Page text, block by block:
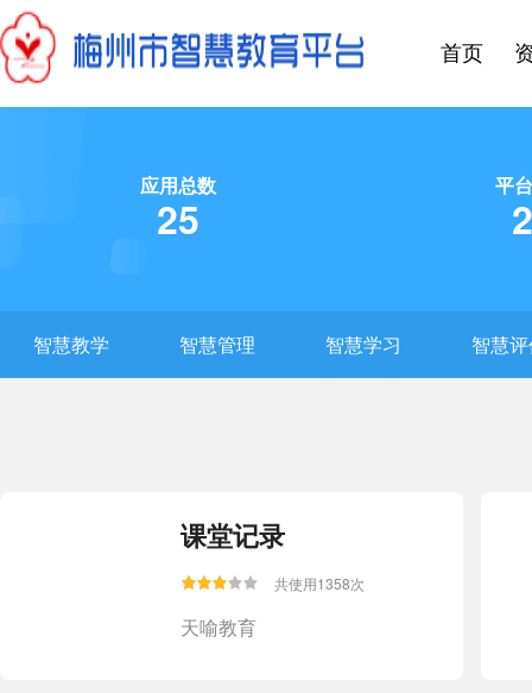
首页
应用总数
25
平
智慧教学 智慧管理 智慧学习 智慧
课堂记录
共使用1358次
天喻教育